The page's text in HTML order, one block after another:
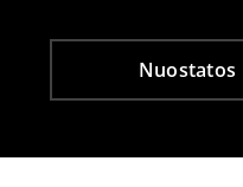
Nuostatos